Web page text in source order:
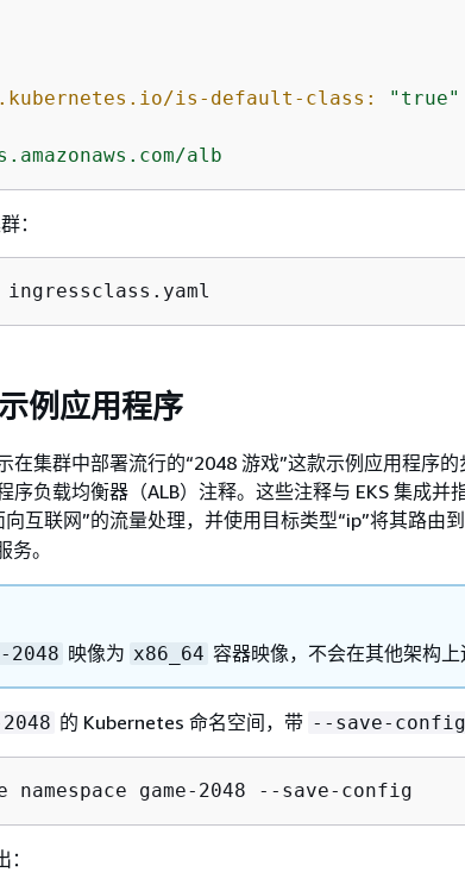
is-default-class:
"true"
alb
：
例应用程序
在集群中部署流行的“2048 游戏”这款示例应用程序
序负载均衡器（ALB）注释。这些注释与 EKS 集成并
互联网”的流量处理，并使用目标类型“ip”将其路由到
。
2048 映像为 x86_64 容器映像，不会在其他架构上
的 Kubernetes 命名空间，带 --save-config
game-2048 --save-config